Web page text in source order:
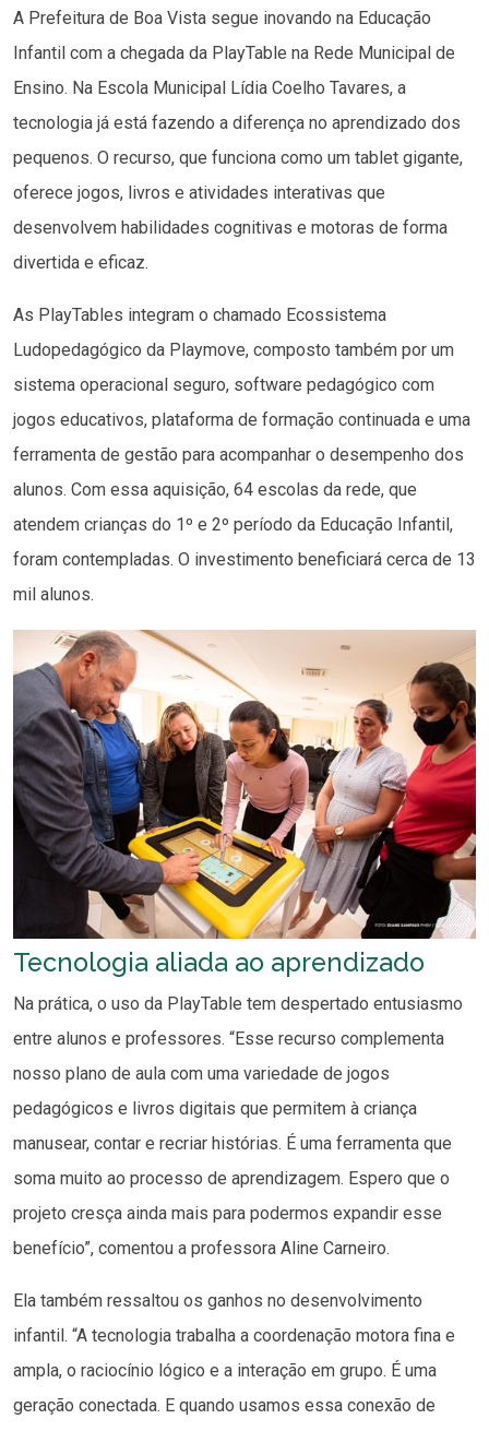
A Prefeitura de Boa Vista segue inovando na Educação
Infantil com a chegada da PlayTable na Rede Municipal de
Ensino. Na Escola Municipal Lídia Coelho Tavares, a
tecnologia já está fazendo a diferença no aprendizado dos
pequenos. O recurso, que funciona como um tablet gigante,
oferece jogos, livros e atividades interativas que
desenvolvem habilidades cognitivas e motoras de forma
divertida e eficaz.
As PlayTables integram o chamado Ecossistema
Ludopedagógico da Playmove, composto também por um
sistema operacional seguro, software pedagógico com
jogos educativos, plataforma de formação continuada e uma
ferramenta de gestão para acompanhar o desempenho dos
alunos. Com essa aquisição, 64 escolas da rede, que
atendem crianças do 1º e 2º período da Educação Infantil,
foram contempladas. O investimento beneficiará cerca de 13
mil alunos.
Tecnologia aliada ao aprendizado
Na prática, o uso da PlayTable tem despertado entusiasmo
entre alunos e professores. “Esse recurso complementa
nosso plano de aula com uma variedade de jogos
pedagógicos e livros digitais que permitem à criança
manusear, contar e recriar histórias. É uma ferramenta que
soma muito ao processo de aprendizagem. Espero que o
projeto cresça ainda mais para podermos expandir esse
benefício”, comentou a professora Aline Carneiro.
Ela também ressaltou os ganhos no desenvolvimento
infantil. “A tecnologia trabalha a coordenação motora fina e
ampla, o raciocínio lógico e a interação em grupo. É uma
geração conectada. E quando usamos essa conexão de